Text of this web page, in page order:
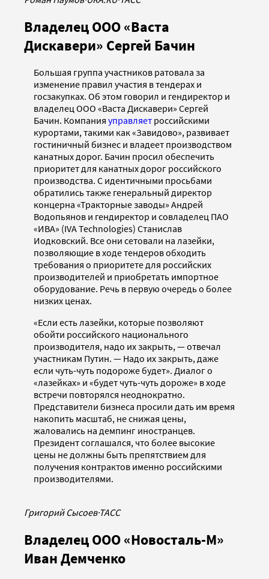
Владелец ООО «Васта
Дискавери» Сергей Бачин
Большая группа участников ратовала за
изменение правил участия в тендерах и
госзакупках. Об этом говорил и гендиректор и
владелец ООО «Васта Дискавери» Сергей
Бачин. Компания управляет российскими
курортами, такими как «Завидово», развивает
гостиничный бизнес и владеет производством
канатных дорог. Бачин просил обеспечить
приоритет для канатных дорог российского
производства. С идентичными просьбами
обратились также генеральный директор
концерна «Тракторные заводы» Андрей
Водопьянов и гендиректор и совладелец ПАО
«ИВА» (IVA Technologies) Станислав
Иодковский. Все они сетовали на лазейки,
позволяющие в ходе тендеров обходить
требования о приоритете для российских
производителей и приобретать импортное
оборудование. Речь в первую очередь о более
низких ценах.
«Если есть лазейки, которые позволяют
обойти российского национального
производителя, надо их закрыть, — отвечал
участникам Путин. — Надо их закрыть, даже
если чуть-чуть подороже будет». Диалог о
«лазейках» и «будет чуть-чуть дороже» в ходе
встречи повторялся неоднократно.
Представители бизнеса просили дать им время
накопить масштаб, не снижая цены,
жаловались на демпинг иностранцев.
Президент соглашался, что более высокие
цены не должны быть препятствием для
получения контрактов именно российскими
производителями.
Григорий Сысоев·ТАСС
Владелец ООО «Новосталь-М»
Иван Демченко